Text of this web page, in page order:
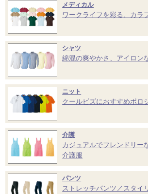
メディカル
ワークライフを彩る、カラ
シャツ
綿混の爽やかさ、アイロン
ニット
クールビズにおすすめポロ
介護
カジュアルでフレンドリー
介護服
パンツ
ストレッチパンツ／スタイ